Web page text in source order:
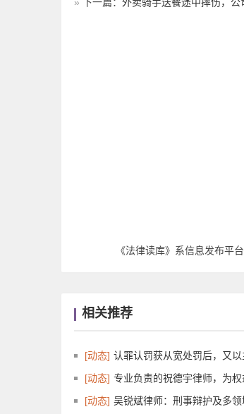
《法律读库》系信息发布平
相关推荐
[动态] 认罪认罚获从宽处罚后，又
[动态] 专业负责的祝德宇律师，为
[动态] 吴锐斌律师：刑事辩护及多